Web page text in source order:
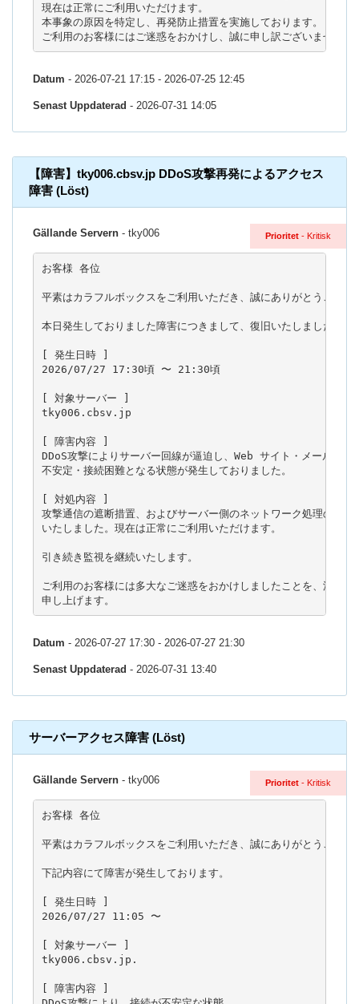
現在は正常にご利用いただけます。
本事象の原因を特定し、再発防止措置を実施しております。
ご利用のお客様にはご迷惑をおかけし、誠に申し訳ございませんで
Datum - 2026-07-21 17:15 - 2026-07-25 12:45
Senast Uppdaterad - 2026-07-31 14:05
【障害】tky006.cbsv.jp DDoS攻撃再発によるアクセス
障害 (Löst)
Prioritet - Kritisk
Gällande Servern - tky006
お客様 各位
平素はカラフルボックスをご利用いただき、誠にありがとうござい
本日発生しておりました障害につきまして、復旧いたしましたので
[ 発生日時 ]
2026/07/27 17:30頃 〜 21:30頃
[ 対象サーバー ]
tky006.cbsv.jp
[ 障害内容 ]
DDoS攻撃によりサーバー回線が逼迫し、Web サイト・メール等へ
不安定・接続困難となる状態が発生しておりました。
[ 対処内容 ]
攻撃通信の遮断措置、およびサーバー側のネットワーク処理の最適
いたしました。現在は正常にご利用いただけます。
引き続き監視を継続いたします。
ご利用のお客様には多大なご迷惑をおかけしましたことを、深くお
申し上げます。
Datum - 2026-07-27 17:30 - 2026-07-27 21:30
Senast Uppdaterad - 2026-07-31 13:40
サーバーアクセス障害 (Löst)
Prioritet - Kritisk
Gällande Servern - tky006
お客様 各位
平素はカラフルボックスをご利用いただき、誠にありがとうござい
下記内容にて障害が発生しております。
[ 発生日時 ]
2026/07/27 11:05 〜
[ 対象サーバー ]
tky006.cbsv.jp.
[ 障害内容 ]